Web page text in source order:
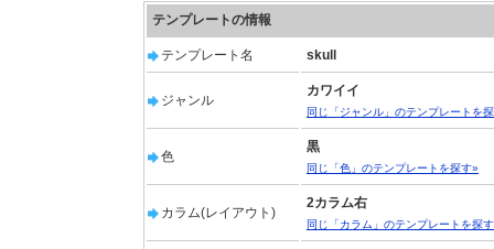
テンプレートの情報
テンプレート名 skull
ジャンル
カワイイ
同じ「ジャンル」のテンプレートを
色
黒
同じ「色」のテンプレートを探す»
カラム(レイアウト)
2カラム右
同じ「カラム」のテンプレートを探